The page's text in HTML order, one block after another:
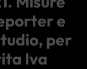
e
per
Iva